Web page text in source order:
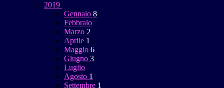
2019
Gennaio 8
Febbraio
Marzo 2
Aprile 1
Maggio 6
Giugno 3
Luglio
Agosto 1
Settembre 1